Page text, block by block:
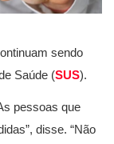
sendo
Saúde (SUS).
pessoas que
disse. “Não